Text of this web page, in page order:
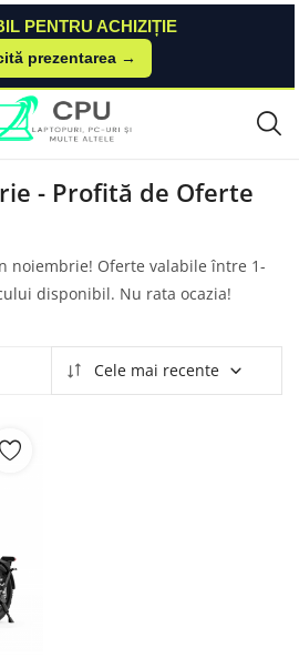
PENTRU ACHIZIȚIE
prezentarea →
1.11.2023 - 30.11.2023 In Limita Stocului Dis
- Profită de Oferte
noiembrie! Oferte valabile între 1-
disponibil. Nu rata ocazia!
Cele mai recente